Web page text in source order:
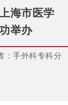
海市医学
举办
：手外科专科分